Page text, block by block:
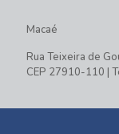
Macaé
Rua Teixeira de
CEP 27910-110 |